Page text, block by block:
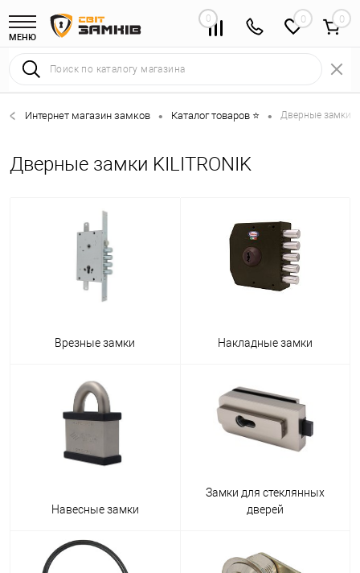
МЕНЮ
0 0
Интернет магазин замков • Каталог товаров ⭐ • Дверные замки
Дверные замки KILITRONIK
Врезные замки Накладные замки
Навесные замки
Замки для стеклянных
дверей